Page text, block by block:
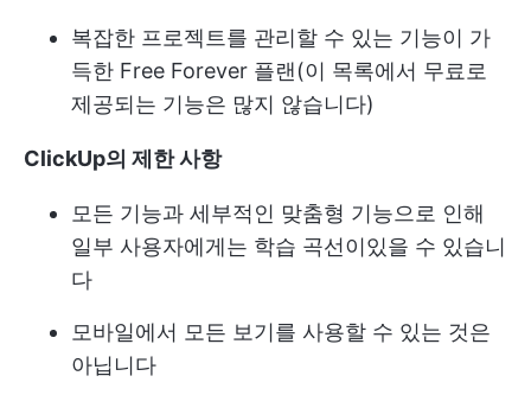
복잡한 프로젝트를 관리할 수 있는 기능이 가
득한 Free Forever 플랜(이 목록에서 무료로
제공되는 기능은 많지 않습니다)
ClickUp의 제한 사항
모든 기능과 세부적인 맞춤형 기능으로 인해
일부 사용자에게는 학습 곡선이있을 수 있습니
다
모바일에서 모든 보기를 사용할 수 있는 것은
아닙니다